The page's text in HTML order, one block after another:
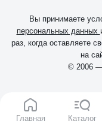
Главная Каталог
Вы принимаете
персональных данных
раз, когда оставляете
на
© 2006 —